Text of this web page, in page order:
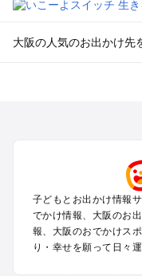
大阪の人気のお出かけ先
梅田・キタ・淀屋橋・
東大阪・八尾・寝屋川
大阪ベイエリア（USJ
なんば・心斎橋・道頓
天王寺・阿倍野・上本
子どもとお出かけ情報
でかけ情報、大阪のお
報、大阪のおでかけス
り・幸せを願って日々